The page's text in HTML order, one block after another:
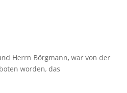
Herrn Börgmann, war von der
worden, das